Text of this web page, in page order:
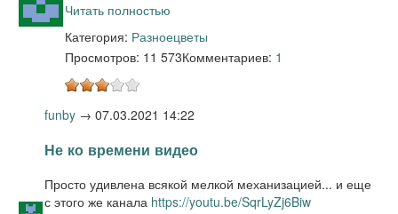
Читать полностью
Категория: Разноецветы
Просмотров: 11 573Комментариев: 1
funby → 07.03.2021 14:22
Не ко времени видео
Просто удивлена всякой мелкой механизацией... и еще
с этого же канала https://youtu.be/SqrLyZj6Biw